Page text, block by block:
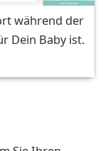
während der
Dein Baby ist.